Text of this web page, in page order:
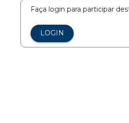
Faça login para participar
LOGIN